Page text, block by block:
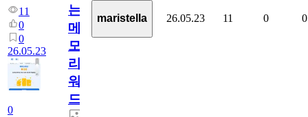
11
0
0
26.05.23
0
는
메
모
리
워
드!
maristella 26.05.23 11 0 0